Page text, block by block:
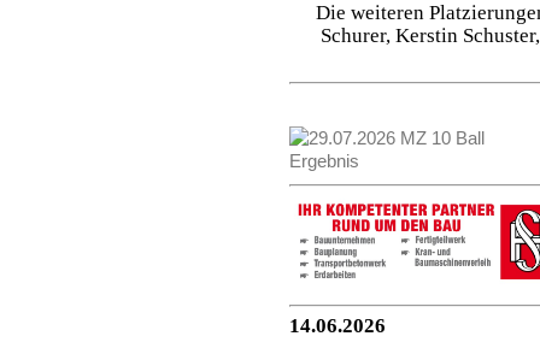
Die weiteren
Schurer, Kerstin
14.06.2026